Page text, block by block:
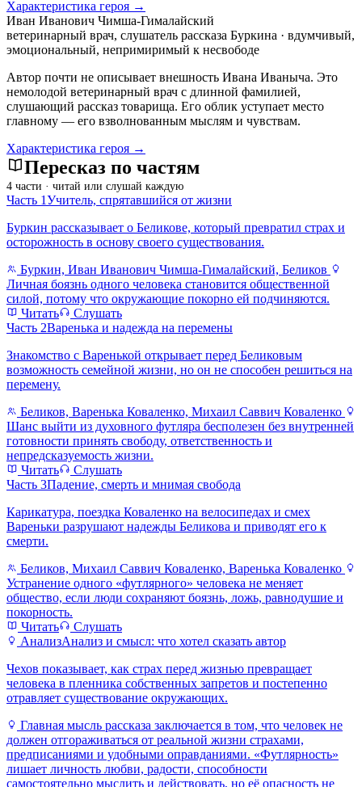
Характеристика героя →
Иван Иванович Чимша-Гималайский
ветеринарный врач, слушатель рассказа Буркина · вдумчивый,
эмоциональный, непримиримый к несвободе
Автор почти не описывает внешность Ивана Иваныча. Это
немолодой ветеринарный врач с длинной фамилией,
слушающий рассказ товарища. Его облик уступает место
главному — его взволнованным мыслям и чувствам.
Характеристика героя →
Пересказ по частям
4 части · читай или слушай каждую
Часть 1Учитель, спрятавшийся от жизни
Буркин рассказывает о Беликове, который превратил страх и
осторожность в основу своего существования.
Буркин, Иван Иванович Чимша-Гималайский, Беликов
Личная боязнь одного человека становится общественной
силой, потому что окружающие покорно ей подчиняются.
Читать
Слушать
Часть 2Варенька и надежда на перемены
Знакомство с Варенькой открывает перед Беликовым
возможность семейной жизни, но он не способен решиться на
перемену.
Беликов, Варенька Коваленко, Михаил Саввич Коваленко
Шанс выйти из духовного футляра бесполезен без внутренней
готовности принять свободу, ответственность и
непредсказуемость жизни.
Читать
Слушать
Часть 3Падение, смерть и мнимая свобода
Карикатура, поездка Коваленко на велосипедах и смех
Вареньки разрушают надежды Беликова и приводят его к
смерти.
Беликов, Михаил Саввич Коваленко, Варенька Коваленко
Устранение одного «футлярного» человека не меняет
общество, если люди сохраняют боязнь, ложь, равнодушие и
покорность.
Читать
Слушать
АнализАнализ и смысл: что хотел сказать автор
Чехов показывает, как страх перед жизнью превращает
человека в пленника собственных запретов и постепенно
отравляет существование окружающих.
Главная мысль рассказа заключается в том, что человек не
должен отгораживаться от реальной жизни страхами,
предписаниями и удобными оправданиями. «Футлярность»
лишает личность любви, радости, способности
самостоятельно мыслить и действовать, но её опасность не